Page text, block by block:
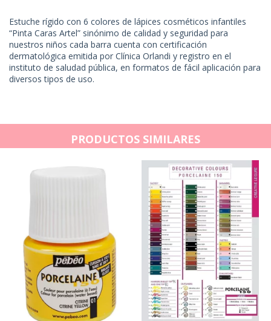
Estuche rígido con 6 colores de lápices cosméticos infantiles
“Pinta Caras Artel” sinónimo de calidad y seguridad para
nuestros niños cada barra cuenta con certificación
dermatológica emitida por Clínica Orlandi y registro en el
instituto de saludad pública, en formatos de fácil aplicación para
diversos tipos de uso.
PRODUCTOS SIMILARES